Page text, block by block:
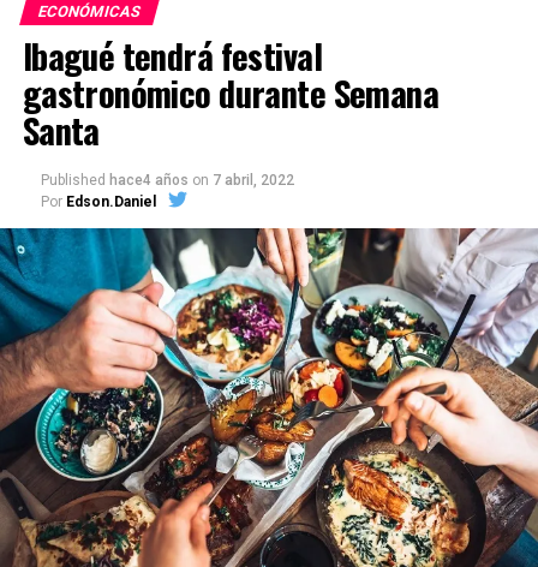
ECONÓMICAS
Ibagué tendrá festival
gastronómico durante Semana
Santa
Published hace4 años on 7 abril, 2022
Por Edson.Daniel